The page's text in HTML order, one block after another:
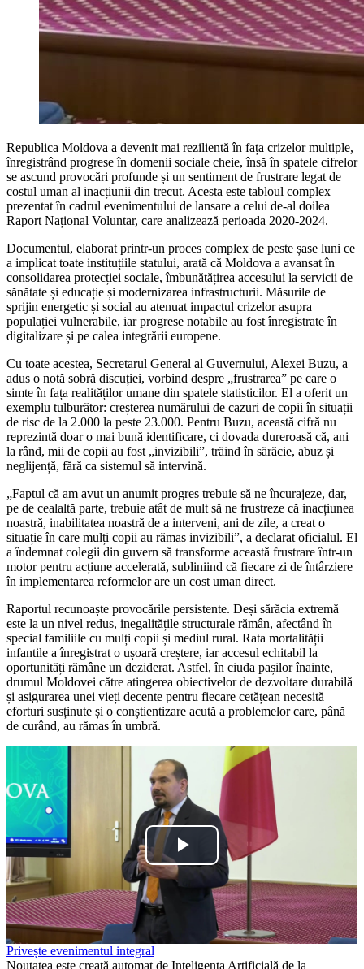
Republica Moldova a devenit mai rezilientă în fața crizelor multiple,
înregistrând progrese în domenii sociale cheie, însă în spatele cifrelor
se ascund provocări profunde și un sentiment de frustrare legat de
costul uman al inacțiunii din trecut. Acesta este tabloul complex
prezentat în cadrul evenimentului de lansare a celui de-al doilea
Raport Național Voluntar, care analizează perioada 2020-2024.
Documentul, elaborat printr-un proces complex de peste șase luni ce
a implicat toate instituțiile statului, arată că Moldova a avansat în
consolidarea protecției sociale, îmbunătățirea accesului la servicii de
sănătate și educație și modernizarea infrastructurii. Măsurile de
sprijin energetic și social au atenuat impactul crizelor asupra
populației vulnerabile, iar progrese notabile au fost înregistrate în
digitalizare și pe calea integrării europene.
Cu toate acestea, Secretarul General al Guvernului, Alexei Buzu, a
adus o notă sobră discuției, vorbind despre „frustrarea” pe care o
simte în fața realităților umane din spatele statisticilor. El a oferit un
exemplu tulburător: creșterea numărului de cazuri de copii în situații
de risc de la 2.000 la peste 23.000. Pentru Buzu, această cifră nu
reprezintă doar o mai bună identificare, ci dovada dureroasă că, ani
la rând, mii de copii au fost „invizibili”, trăind în sărăcie, abuz și
neglijență, fără ca sistemul să intervină.
„Faptul că am avut un anumit progres trebuie să ne încurajeze, dar,
pe de cealaltă parte, trebuie atât de mult să ne frustreze că inacțiunea
noastră, inabilitatea noastră de a interveni, ani de zile, a creat o
situație în care mulți copii au rămas invizibili”, a declarat oficialul. El
a îndemnat colegii din guvern să transforme această frustrare într-un
motor pentru acțiune accelerată, subliniind că fiecare zi de întârziere
în implementarea reformelor are un cost uman direct.
Raportul recunoaște provocările persistente. Deși sărăcia extremă
este la un nivel redus, inegalitățile structurale rămân, afectând în
special familiile cu mulți copii și mediul rural. Rata mortalității
infantile a înregistrat o ușoară creștere, iar accesul echitabil la
oportunități rămâne un deziderat. Astfel, în ciuda pașilor înainte,
drumul Moldovei către atingerea obiectivelor de dezvoltare durabilă
și asigurarea unei vieți decente pentru fiecare cetățean necesită
eforturi susținute și o conștientizare acută a problemelor care, până
de curând, au rămas în umbră.
Play
Video
Privește evenimentul integral
Noutatea este creată automat de Inteligența Artificială de la